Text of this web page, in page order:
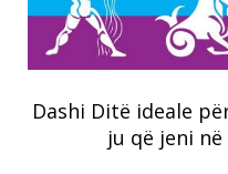
Dashi Ditë ideale
ju që jeni